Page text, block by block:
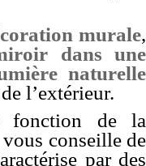
murale,
dans une
naturelle
l’extérieur.
fonction de la
conseille de
par des